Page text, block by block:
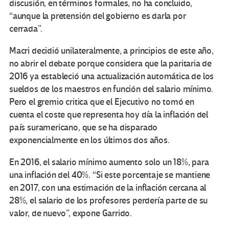
discusión, en términos formales, no ha concluido,
“aunque la pretensión del gobierno es darla por
cerrada”.
Macri decidió unilateralmente, a principios de este año,
no abrir el debate porque considera que la paritaria de
2016 ya estableció una actualización automática de los
sueldos de los maestros en función del salario mínimo.
Pero el gremio critica que el Ejecutivo no tomó en
cuenta el coste que representa hoy día la inflación del
país suramericano, que se ha disparado
exponencialmente en los últimos dos años.
En 2016, el salario mínimo aumento solo un 18%, para
una inflación del 40%. “Si este porcentaje se mantiene
en 2017, con una estimación de la inflación cercana al
28%, el salario de los profesores perdería parte de su
valor, de nuevo”, expone Garrido.